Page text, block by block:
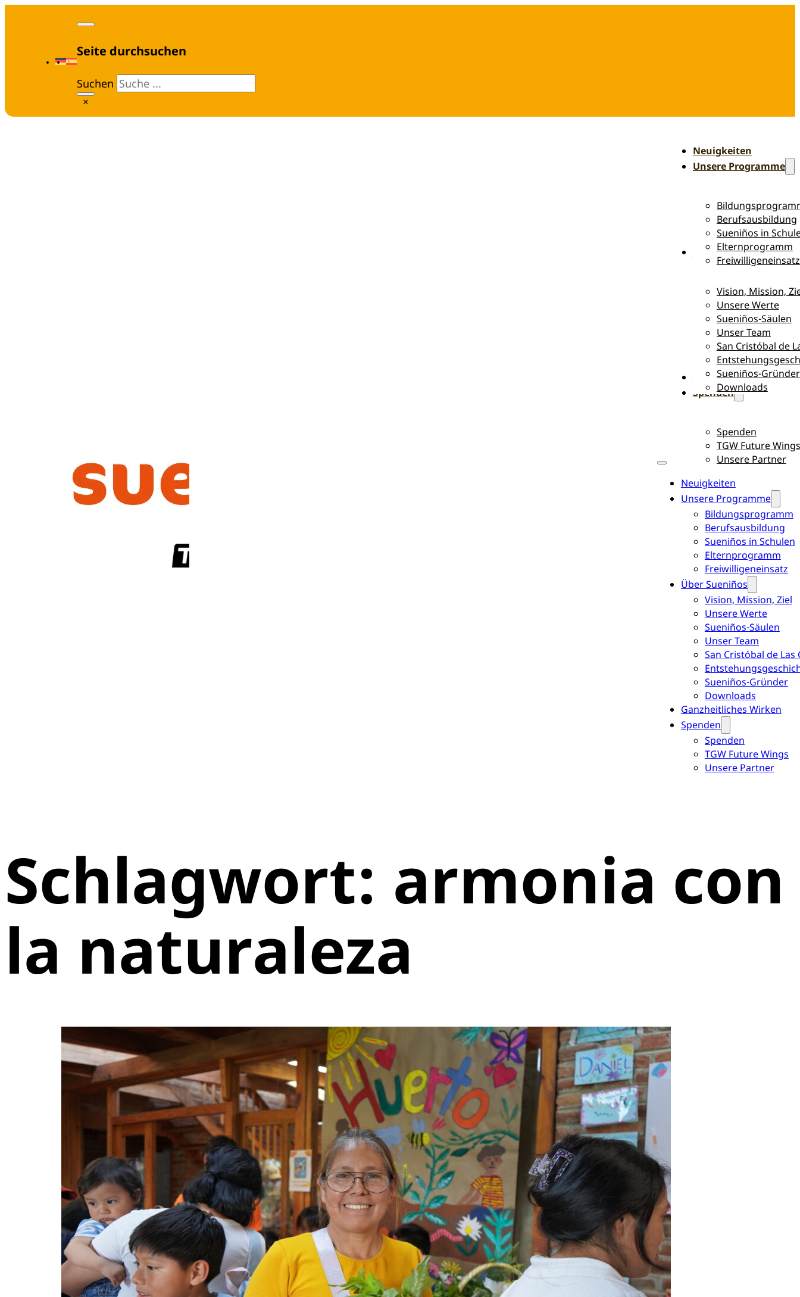
Seite durchsuchen
Suchen
×
Neuigkeiten
Unsere Programme
Berufsausbildung
Sueniños in
Elternprogramm
Freiwilligeneinsatz
Über Sueniños
Vision, Mission,
Unsere Werte
Sueniños-Säulen
Unser Team
San Cristóbal de
Sueniños-Gründer
Downloads
Ganzheitliches Wirken
Spenden
Spenden
TGW Future Wings
Unsere Partner
Neuigkeiten
Unsere Programme
Bildungsprogramm
Berufsausbildung
Sueniños in Schulen
Elternprogramm
Freiwilligeneinsatz
Über Sueniños
Vision, Mission, Ziel
Unsere Werte
Sueniños-Säulen
Unser Team
San Cristóbal de Las
Sueniños-Gründer
Downloads
Ganzheitliches Wirken
Spenden
Spenden
TGW Future Wings
Unsere Partner
Schlagwort: armonia con
la naturaleza